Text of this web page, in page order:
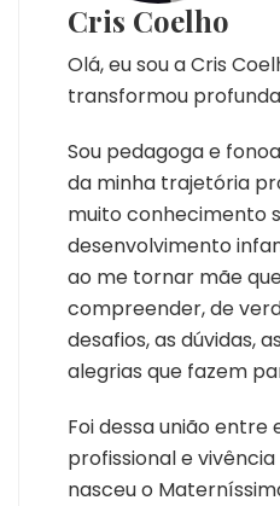
Cris Coelho
Olá, eu sou a Cris
transformou
Sou pedagoga e
da minha trajetória
muito conhecimento
desenvolvimento
ao me tornar mãe
compreender, de
desafios, as dúvidas,
alegrias que fazem
Foi dessa união entre
profissional e
nasceu o